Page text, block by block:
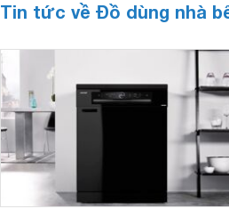
Tin tức về Đồ dùng nhà